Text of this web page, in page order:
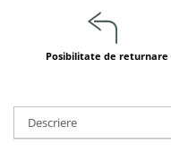
Motricitate grosiera
Recunoasterea formelor
Wellness
Diverse jucarii educative
Posibilitate de returnare
Descriere